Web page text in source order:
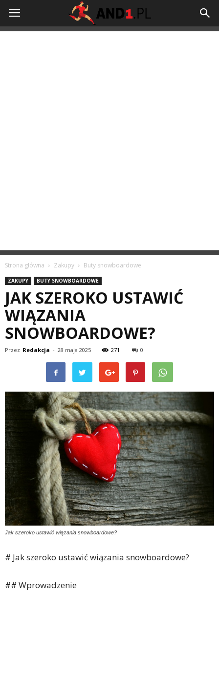
And1.pl
Strona główna Zakupy Buty snowboardowe
ZAKUPY BUTY SNOWBOARDOWE
JAK SZEROKO USTAWIĆ
WIĄZANIA
SNOWBOARDOWE?
Przez Redakcja - 28 maja 2025 271 0
Jak szeroko ustawić wiązania snowboardowe?
# Jak szeroko ustawić wiązania snowboardowe?
## Wprowadzenie